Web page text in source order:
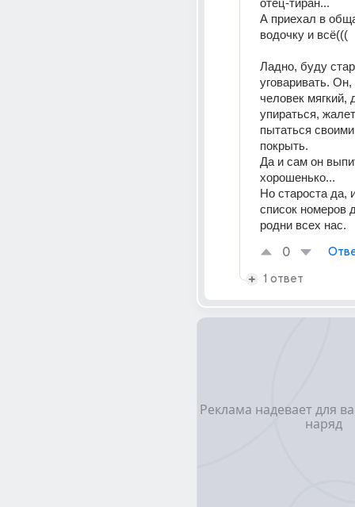
отец-тиран...
А приехал в
водочку и всё(((
Ладно, буду
уговаривать.
человек мягкий,
упираться,
пытаться
покрыть.
Да и сам он
хорошенько...
Но староста да,
список номеров
родни всех нас.
0
1 ответ